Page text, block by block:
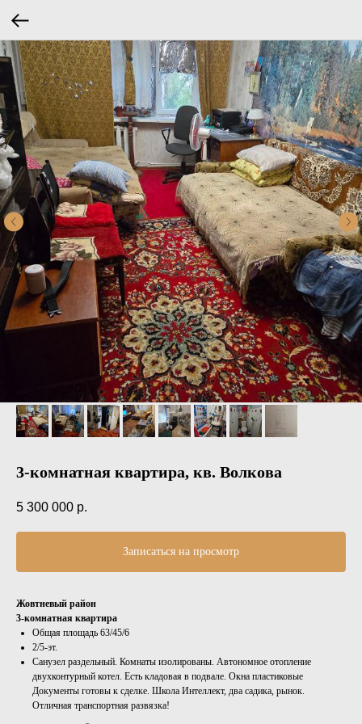
3-комнатная квартира, кв. Волкова
5 300 000 р.
Записаться на просмотр
Жовтневый район
3-комнатная квартира
Общая площадь 63/45/6
2/5-эт.
Санузел раздельный. Комнаты изолированы. Автономное отопление
двухконтурный котел. Есть кладовая в подвале. Окна пластиковые
Документы готовы к сделке. Школа Интеллект, два садика, рынок.
Отличная транспортная развязка!